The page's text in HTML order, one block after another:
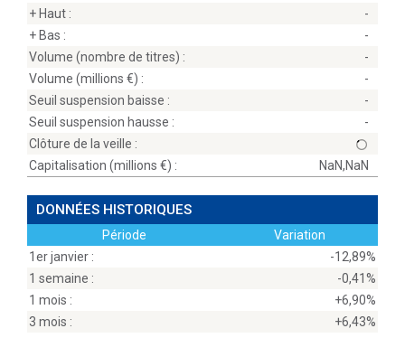
+ Haut :
-
+ Bas :
-
Volume (nombre de titres) :
-
Volume (millions
) :
-
Seuil suspension baisse :
-
Seuil suspension hausse :
-
Clôture de la veille :
Capitalisation (millions
) : NaN,NaN
DONNÉES HISTORIQUES
Période
Variation
1er janvier :
-12,89%
1 semaine :
-0,41%
1 mois :
+6,90%
3 mois :
+6,43%